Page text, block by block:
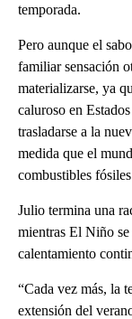
temporada.
Pero aunque el
familiar sensación
materializarse, ya
caluroso en
trasladarse a la
medida que el
combustibles
Julio termina una
mientras El Niño se
calentamiento
“Cada vez más, la
extensión del